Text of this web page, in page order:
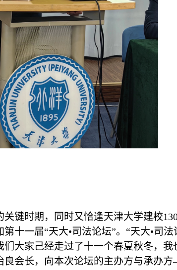
键时期，同时又恰逢天津大学建校
十一届“天大•司法论坛”。“天大•司
大家己经走过了十一个春夏秋冬，
良会长，向本次论坛的主办方与承办